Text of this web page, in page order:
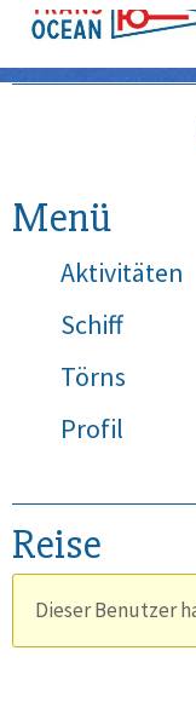
Menü
Aktivitäten
Schiff
Törns
Profil
Reise
Dieser Benutzer